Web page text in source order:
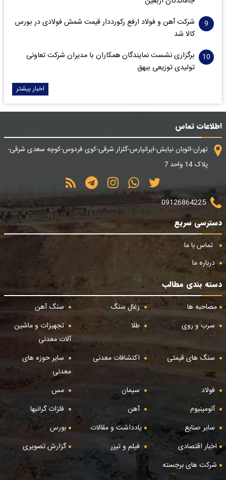
شرکت آهن و فولاد ارفع رکورددار قیمت شمش فولادی در بورس
کالا شد
برگزاری نشست نمایندگان همکاران با مدیران شرکت تعاونی
تولیدی توزیعی بیهق
اخبار بیشتر
اطلاعات تماس
تهران-اتوبان نیایش-ایرانپارس-گلزار شرقی-کوی فردوس-کوچه سعدی شرقی-
پلاک 14 واحد 7
09126864225
دسترسی سریع
تماس با ما
درباره ما
دسته بندی مطالب
مصاحبه ها
زغال سنگ
سنگ آهن
سرب و روی
طلا
تجهیزات و ماشین
آلات معدنی
سنگ های قیمتی
اکتشافات معدنی
سایر حوزه های
معدنی
فولاد
سیمان
مس
آلومینیوم
آهن
فلزات گرانبها
سایر صنایع
یادداشت و مقالات
بورس
اخبار اقتصادی
فیلم و تیزر
گزارش تصویری
شرکت های برجسته